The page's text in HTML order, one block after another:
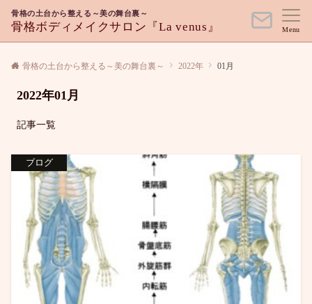
骨格の土台から整える～美の舞台裏～
骨格ボディメイクサロン『La venus』 Menu
骨格の土台から整える～美の舞台裏～ 2022年 01月
2022年01月
記事一覧
ブログ